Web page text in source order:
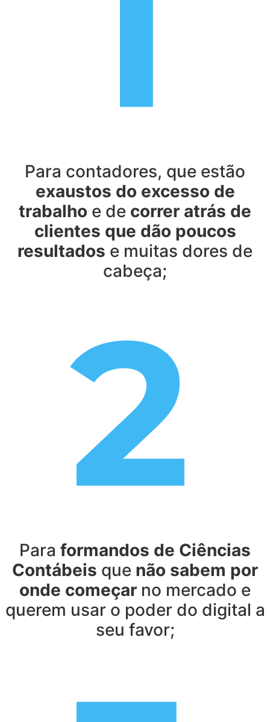
Para contadores, que estão
exaustos do excesso de
trabalho e de correr atrás de
clientes que dão poucos
resultados e muitas dores de
cabeça;
Para formandos de Ciências
Contábeis que não sabem por
onde começar no mercado e
querem usar o poder do digital a
seu favor;